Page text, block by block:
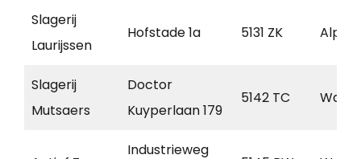
Slagerij
Laurijssen
Hofstade 1a 5131 ZK
Slagerij
Mutsaers
Doctor
Kuyperlaan 179
5142 TC
Industrieweg